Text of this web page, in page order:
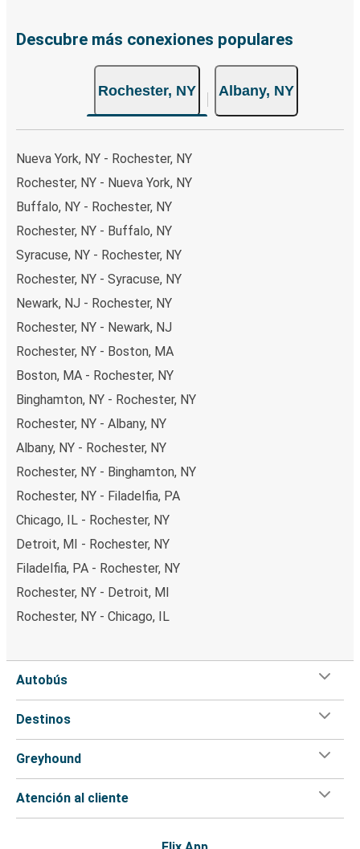
Descubre más conexiones populares
Rochester, NY Albany, NY
Nueva York, NY - Rochester, NY
Rochester, NY - Nueva York, NY
Buffalo, NY - Rochester, NY
Rochester, NY - Buffalo, NY
Syracuse, NY - Rochester, NY
Rochester, NY - Syracuse, NY
Newark, NJ - Rochester, NY
Rochester, NY - Newark, NJ
Rochester, NY - Boston, MA
Boston, MA - Rochester, NY
Binghamton, NY - Rochester, NY
Rochester, NY - Albany, NY
Albany, NY - Rochester, NY
Rochester, NY - Binghamton, NY
Rochester, NY - Filadelfia, PA
Chicago, IL - Rochester, NY
Detroit, MI - Rochester, NY
Filadelfia, PA - Rochester, NY
Rochester, NY - Detroit, MI
Rochester, NY - Chicago, IL
Autobús
Destinos
Greyhound
Atención al cliente